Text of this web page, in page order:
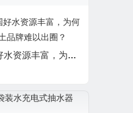
中国好水资源丰富，为何本土品牌难以出圈？